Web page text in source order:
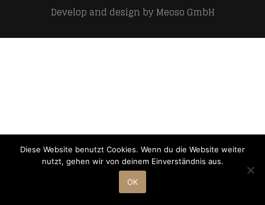
Develop and design byMeoso GmbH
Diese Website benutzt Cookies. Wenn du die Website weiter
nutzt, gehen wir von deinem Einverständnis aus.
OK